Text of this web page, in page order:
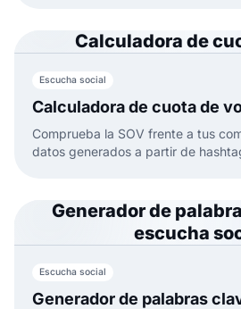
Calculadora de
Escucha social
Calculadora de cuota de
Comprueba la SOV frente a tus
datos generados a partir de
Generador de
escucha
Escucha social
Generador de palabras